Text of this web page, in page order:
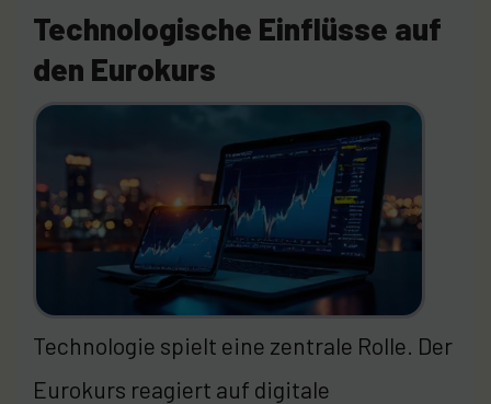
Technologische Einflüsse auf
den Eurokurs
Technologie spielt eine zentrale Rolle. Der
Eurokurs reagiert auf digitale